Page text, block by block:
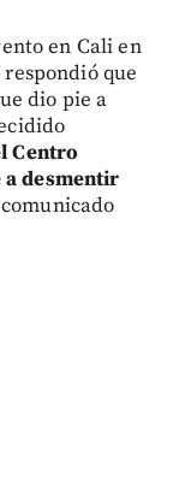
en Cali en
que
dio pie a
Centro
desmentir